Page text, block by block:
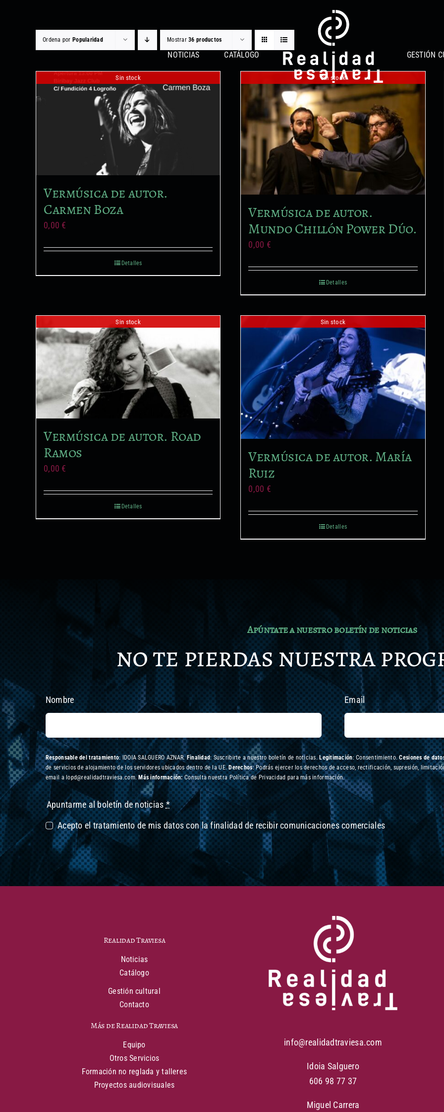
NOTICIAS CATÁLOGO GESTIÓN
Ordena por Popularidad Mostrar36 productos
Sin stock
Vermúsica de autor.
Carmen Boza
0,00 €
Detalles
Sin stock
Vermúsica de autor.
Mundo Chillón Power Dúo.
0,00 €
Detalles
Sin stock
Vermúsica de autor. Road
Ramos
0,00 €
Detalles
Sin stock
Vermúsica de autor. María
Ruiz
0,00 €
Detalles
Apúntate a nuestro boletín de noticias
no te pierdas nuestra
Nombre Email
Responsable del tratamiento: IDOIA SALGUERO AZNAR. Finalidad: Suscribirte a nuestro boletín de noticias. Legitimación: Consentimiento.Cesiones de
de servicios de alojamiento de los servidores ubicados dentro de la UE.Derechos: Podrás ejercer los derechos de acceso, rectificación, supresión,
email a lopd@realidadtraviesa.com. Más información:Consulta nuestra Política de Privacidad para más información.
Apuntarme al boletín de noticias *
Acepto el tratamiento de mis datos con la finalidad de recibir comunicaciones comerciales
Realidad Traviesa
Noticias
Catálogo
Gestión cultural
Contacto
Más de Realidad Traviesa
Equipo
Otros Servicios
Formación no reglada y talleres
Proyectos audiovisuales
info@realidadtraviesa.com
Idoia Salguero
606 98 77 37
Miguel Carrera